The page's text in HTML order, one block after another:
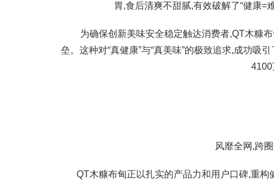
胃,食后清爽不甜腻,有效破解了“健康=
为确保创新美味安全稳定触达消费者,QT木糠
垒。这种对“真健康”与“真美味”的极致追求,成功吸
4100
风靡全网,跨
QT木糠布甸正以扎实的产品力和用户口碑,重